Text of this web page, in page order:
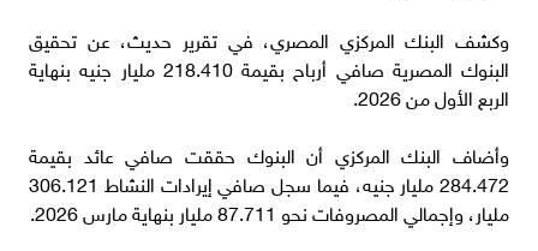
وكشف البنك المركزي المصري، في تقرير حديث، عن تحقيق
البنوك المصرية صافي أرباح بقيمة 218.410 مليار جنيه بنهاية
الربع الأول من 2026.
وأضاف البنك المركزي أن البنوك حققت صافي عائد بقيمة
284.472 مليار جنيه، فيما سجل صافي إيرادات النشاط 306.121
مليار، وإجمالي المصروفات نحو 87.711 مليار بنهاية مارس 2026.